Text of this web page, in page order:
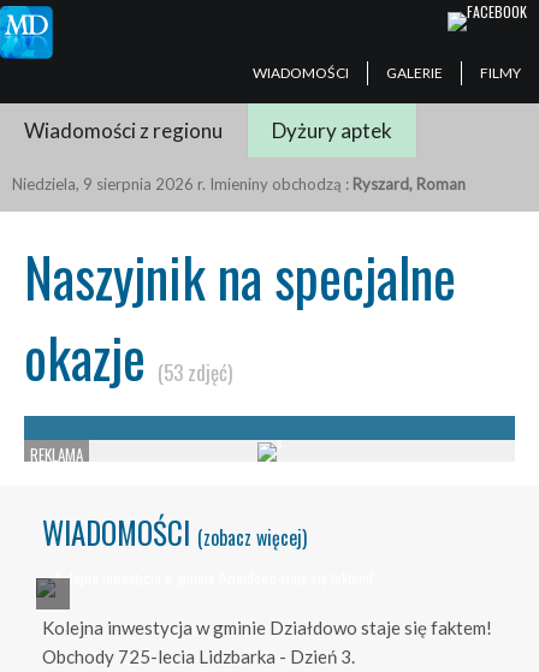
WIADOMOŚCI GALERIE FILMY
Wiadomości z regionu Dyżury aptek
Niedziela, 9 sierpnia 2026 r. Imieniny obchodzą : Ryszard, Roman
Naszyjnik na specjalne
okazje (53 zdjęć)
WIADOMOŚCI (zobacz więcej)
Kolejna inwestycja w gminie Działdowo staje się faktem!
Obchody 725-lecia Lidzbarka - Dzień 3.